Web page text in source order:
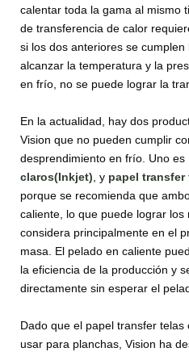
calentar toda la gama al mismo
de transferencia de calor
si los dos anteriores se
alcanzar la temperatura y la
en frío, no se puede lograr la
En la actualidad, hay dos
Vision que no pueden cumplir
desprendimiento en frío. Uno es
claros(Inkjet) , y papel
porque se recomienda que
caliente, lo que puede lograr los
considera principalmente en el
masa. El pelado en caliente
la eficiencia de la producción y
directamente sin esperar el
Dado que el papel transfer
usar para planchas, Vision ha